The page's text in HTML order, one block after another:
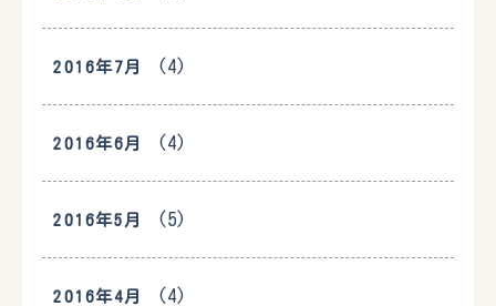
2016年7月 (4)
2016年6月 (4)
2016年5月 (5)
2016年4月 (4)